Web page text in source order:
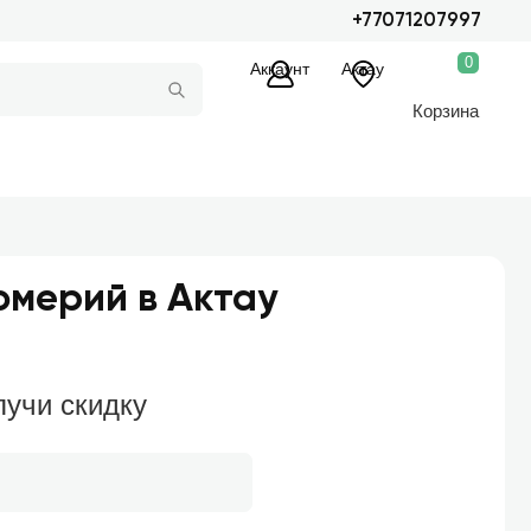
+77071207997
Аккаунт Актау 0
Корзина
в Актау
скидку